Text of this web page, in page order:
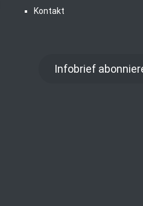
Kontakt
Infobrief